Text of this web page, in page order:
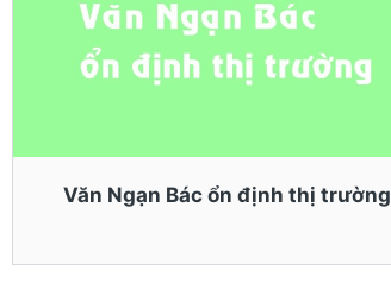
Văn Ngạn Bác ổn định thị trường